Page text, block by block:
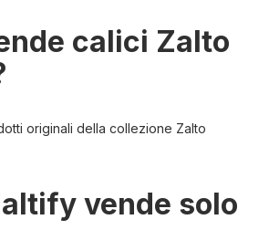
calici Zalto
originali della collezione Zalto
vende solo